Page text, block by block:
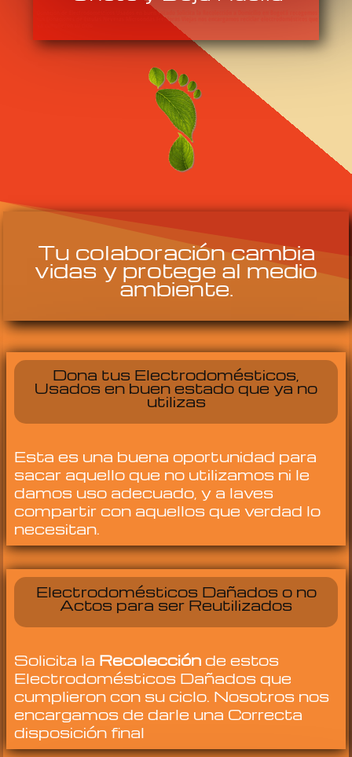
Donación de Electrodomésticos Usados en buen estado Solicita la Recolección a Domicilio en Bogotá recogemos
tus Donaciones de Estufas Neveras Microondas Freidoras Viejas nos encargamos reciclar electrodomésticos que
Tu colaboración cambia
vidas y protege al medio
ambiente.
Dona tus Electrodomésticos,
Usados en buen estado que ya no
utilizas
Esta es una buena oportunidad para
sacar aquello que no utilizamos ni le
damos uso adecuado, y a laves
compartir con aquellos que verdad lo
necesitan.
Electrodomésticos Dañados o no
Actos para ser Reutilizados
Solicita la Recolección de estos
Electrodomésticos Dañados que
cumplieron con su ciclo. Nosotros nos
encargamos de darle una Correcta
disposición final